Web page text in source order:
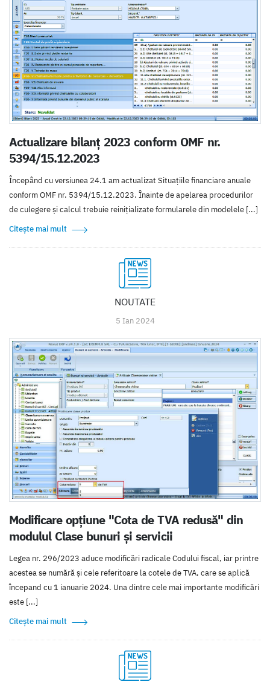
Actualizare bilanț 2023 conform OMF nr.
5394/15.12.2023
Începând cu versiunea 24.1 am actualizat Situațiile financiare anuale
conform OMF nr. 5394/15.12.2023. Înainte de apelarea procedurilor
de culegere și calcul trebuie reinițializate formularele din modelele [...]
Citește mai mult
NOUTATE
5 Ian 2024
Modificare opțiune "Cota de TVA redusă" din
modulul Clase bunuri și servicii
Legea nr. 296/2023 aduce modificări radicale Codului fiscal, iar printre
acestea se numără și cele referitoare la cotele de TVA, care se aplică
începand cu 1 ianuarie 2024. Una dintre cele mai importante modificări
este [...]
Citește mai mult